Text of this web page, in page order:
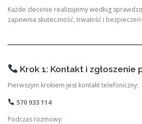
Każde zlecenie realizujemy według
zapewnia skuteczność, trwałość i
Krok 1: Kontakt i zgłoszenie
Pierwszym krokiem jest kontakt telefoniczny:
570 933 114
Podczas rozmowy: